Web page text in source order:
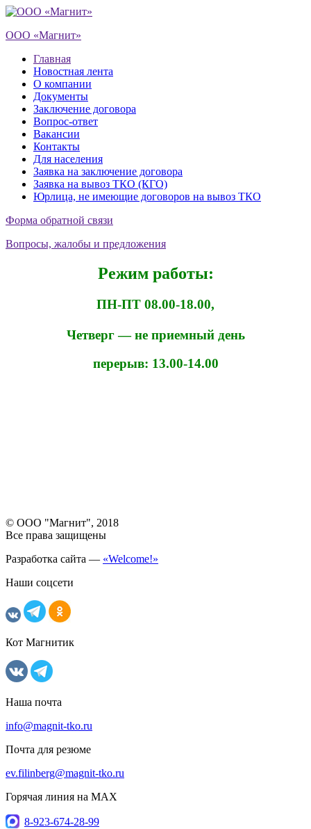
ООО «Магнит»
Главная
Новостная лента
О компании
Документы
Заключение договора
Вопрос-ответ
Вакансии
Контакты
Для населения
Заявка на заключение договора
Заявка на вывоз ТКО (КГО)
Юрлица, не имеющие договоров на вывоз ТКО
Форма обратной связи
Вопросы, жалобы и предложения
Режим работы:
ПН-ПТ 08.00-18.00,
Четверг — не приемный день
перерыв: 13.00-14.00
© ООО "Магнит", 2018
Все права защищены
Разработка сайта — «Welcome!»
Наши соцсети
Кот Магнитик
Наша почта
info@magnit-tko.ru
Почта для резюме
ev.filinberg@magnit-tko.ru
Горячая линия на MAX
8-923-674-28-99